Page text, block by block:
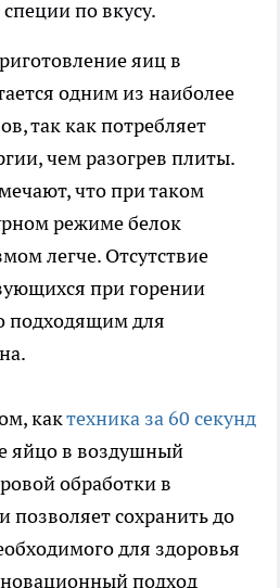
по вкусу.
яиц в
одним из наиболее
так как потребляет
чем разогрев плиты.
что при таком
режиме белок
легче. Отсутствие
при горении
подходящим для
кактехника за 60 секунд
яйцо в воздушный
обработки в
сохранить до
для здоровья
подход